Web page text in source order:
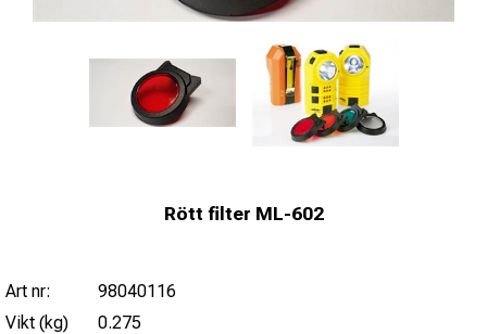
Rött filter ML-602
Art nr:
98040116
Vikt (kg)
0.275